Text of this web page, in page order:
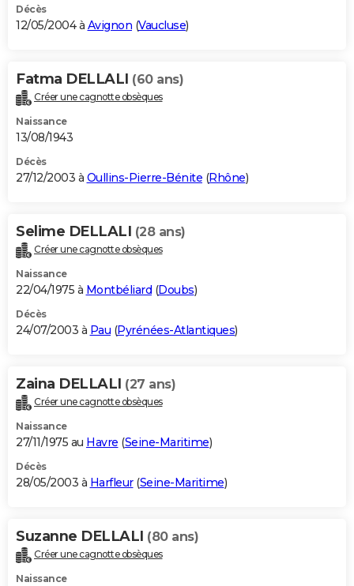
Décès
12/05/2004 à Avignon (Vaucluse)
Fatma DELLALI (60 ans)
Créer une cagnotte obsèques
Naissance
13/08/1943
Décès
27/12/2003 à Oullins-Pierre-Bénite (Rhône)
Selime DELLALI (28 ans)
Créer une cagnotte obsèques
Naissance
22/04/1975 à Montbéliard (Doubs)
Décès
24/07/2003 à Pau (Pyrénées-Atlantiques)
Zaina DELLALI (27 ans)
Créer une cagnotte obsèques
Naissance
27/11/1975 au Havre (Seine-Maritime)
Décès
28/05/2003 à Harfleur(Seine-Maritime)
Suzanne DELLALI (80 ans)
Créer une cagnotte obsèques
Naissance